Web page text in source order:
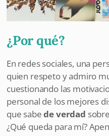
¿Por qué?
En redes sociales, una
quien respeto y admiro
cuestionando las
personal de los mejores
que sabede verdad
¿Qué queda para mí?